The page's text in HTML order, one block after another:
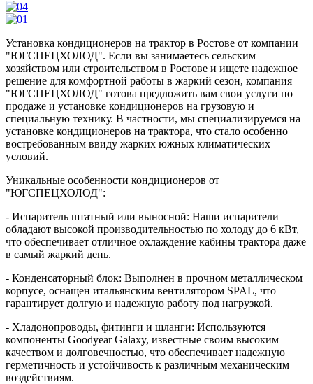
Установка кондиционеров на трактор в Ростове от компании
"ЮГСПЕЦХОЛОД". Если вы занимаетесь сельским
хозяйством или строительством в Ростове и ищете надежное
решение для комфортной работы в жаркий сезон, компания
"ЮГСПЕЦХОЛОД" готова предложить вам свои услуги по
продаже и установке кондиционеров на грузовую и
специальную технику. В частности, мы специализируемся на
установке кондиционеров на трактора, что стало особенно
востребованным ввиду жарких южных климатических
условий.
Уникальные особенности кондиционеров от
"ЮГСПЕЦХОЛОД":
- Испаритель штатный или выносной: Наши испарители
обладают высокой производительностью по холоду до 6 кВт,
что обеспечивает отличное охлаждение кабины трактора даже
в самый жаркий день.
- Конденсаторный блок: Выполнен в прочном металлическом
корпусе, оснащен итальянским вентилятором SPAL, что
гарантирует долгую и надежную работу под нагрузкой.
- Хладонопроводы, фитинги и шланги: Используются
компоненты Goodyear Galaxy, известные своим высоким
качеством и долговечностью, что обеспечивает надежную
герметичность и устойчивость к различным механическим
воздействиям.